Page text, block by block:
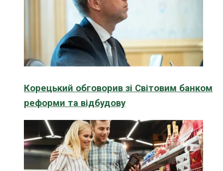
Корецький обговорив зі Світовим банком
реформи та відбудову